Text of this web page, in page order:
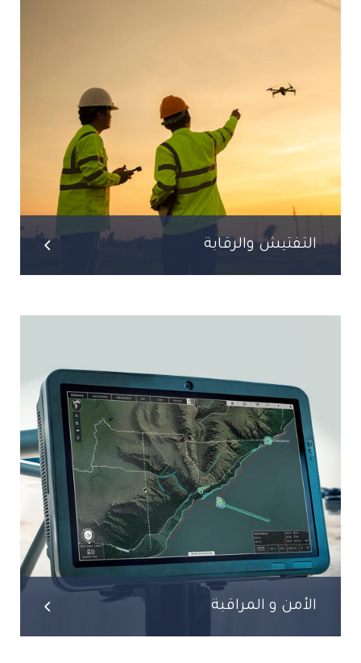
التفتيش والرقابة
الأمن و المراقبة